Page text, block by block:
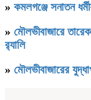
» কমলগঞ্জে সনাতন
» মৌলভীবাজারে
র‌্যালি
» মৌলভীবাজারের